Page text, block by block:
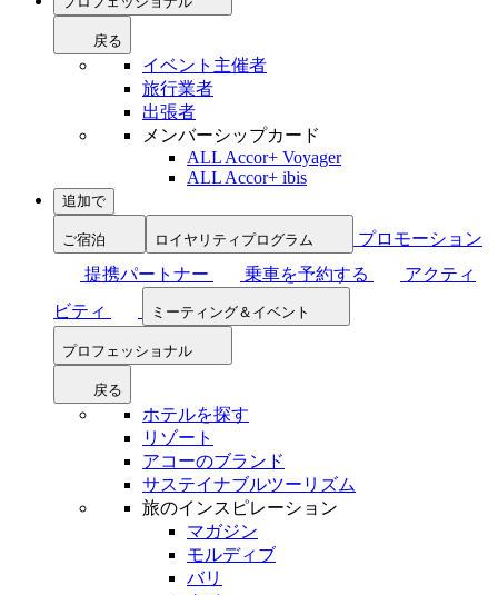
戻る
イベント主催者
旅行業者
出張者
メンバーシップカード
ALL Accor+ Voyager
ALL Accor+ ibis
追加で
ご宿泊 ロイヤリティプログラム
プロモーション
提携パートナー
乗車を予約する
アクティ
ビティ
ミーティング＆イベント
プロフェッショナル
戻る
ホテルを探す
リゾート
アコーのブランド
サステイナブルツーリズム
旅のインスピレーション
マガジン
モルディブ
バリ